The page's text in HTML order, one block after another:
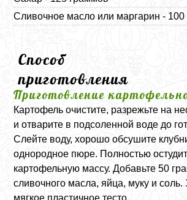
Сливочное масло или маргарин - 100
Способ
приготовления
Приготовление
Картофель очистите, разрежьте на
и отварите в подсоленной воде до
Слейте воду, хорошо обсушите
однородное пюре. Полностью
картофельную массу. Добавьте 50
сливочного масла, яйца, муку и соль.
мягкое пластичное тесто.